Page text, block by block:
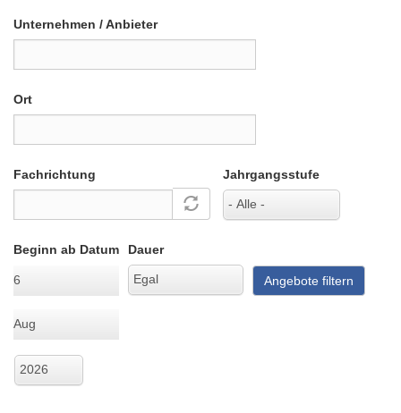
Unternehmen / Anbieter
Ort
Fachrichtung Jahrgangsstufe
Beginn ab Datum
Tag
Monat
Jahr
Dauer
Angebote filtern